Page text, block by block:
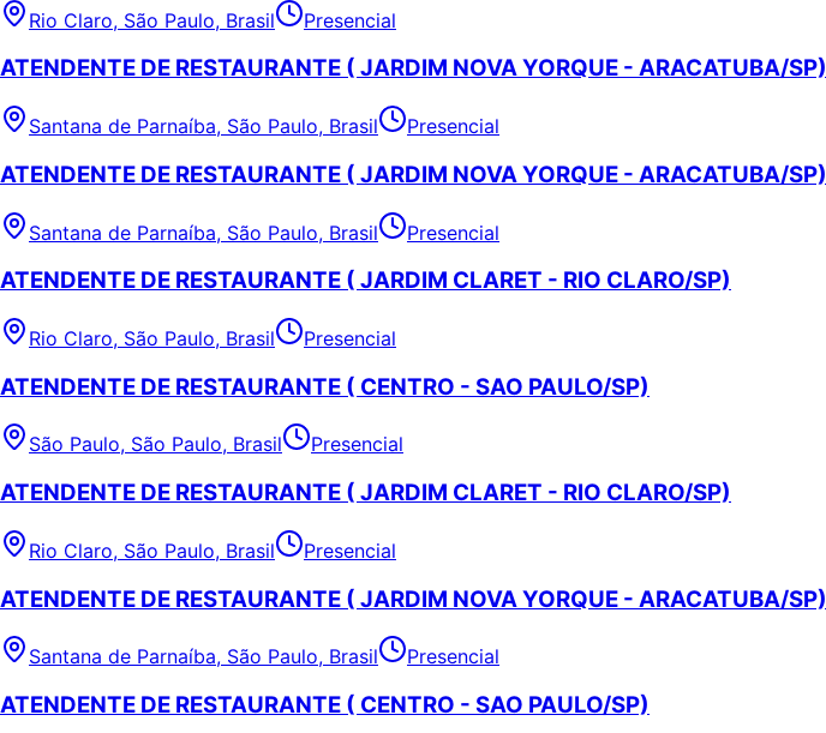
Rio Claro, São Paulo, Brasil Presencial
ATENDENTE DE RESTAURANTE ( JARDIM NOVA YORQUE - ARACATUBA/SP)
Santana de Parnaíba, São Paulo, Brasil Presencial
ATENDENTE DE RESTAURANTE ( JARDIM NOVA YORQUE - ARACATUBA/SP)
Santana de Parnaíba, São Paulo, Brasil Presencial
ATENDENTE DE RESTAURANTE ( JARDIM CLARET - RIO CLARO/SP)
Rio Claro, São Paulo, Brasil Presencial
ATENDENTE DE RESTAURANTE ( CENTRO - SAO PAULO/SP)
São Paulo, São Paulo, Brasil Presencial
ATENDENTE DE RESTAURANTE ( JARDIM CLARET - RIO CLARO/SP)
Rio Claro, São Paulo, Brasil Presencial
ATENDENTE DE RESTAURANTE ( JARDIM NOVA YORQUE - ARACATUBA/SP)
Santana de Parnaíba, São Paulo, Brasil Presencial
ATENDENTE DE RESTAURANTE ( CENTRO - SAO PAULO/SP)